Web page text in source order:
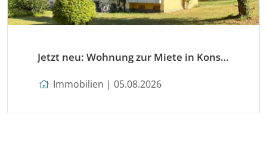
Jetzt neu: Wohnung zur Miete in Konstanz
Immobilien | 05.08.2026